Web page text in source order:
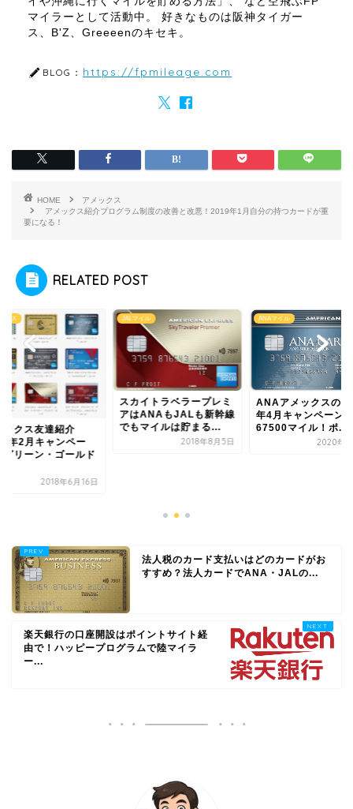
マイラーとして活動中。 好きなものは阪神タイガー
ス、B'Z、Greeeenのキセキ。
BLOG： https://fpmileage.com
HOME
アメックス
アメックス紹介プログラム制度の改善と改悪！2019年1月自分の持つカードが重
要になる！
RELATED POST
クス
ックス友達紹介
年2月キャンペー
グリーン・ゴールド
2018年6月16日
JALマイル
スカイトラベラープレミ
アはANAもJALも新幹線
でもマイルは貯まる...
2018年8月5日
ANAマイル
ANAアメックスの
年4月キャンペーン
67500マイル！ポ...
2020年4
法人税のカード支払いはどのカードがお
すすめ？法人カードでANA・JALの...
楽天銀行の口座開設はポイントサイト経
由で！ハッピープログラムで陸マイラ
ー...